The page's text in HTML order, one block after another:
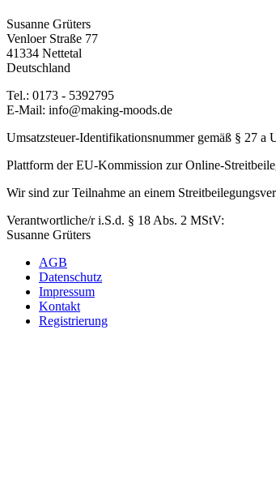
Susanne Grüters
Venloer Straße 77
41334 Nettetal
Deutschland
Tel.: 0173 - 5392795
E-Mail: info@making-moods.de
Umsatzsteuer-Identifikationsnummer gemäß § 27 a
Plattform der EU-Kommission zur Online-
Wir sind zur Teilnahme an einem
Verantwortliche/r i.S.d. § 18 Abs. 2 MStV:
Susanne Grüters
AGB
Datenschutz
Impressum
Kontakt
Registrierung